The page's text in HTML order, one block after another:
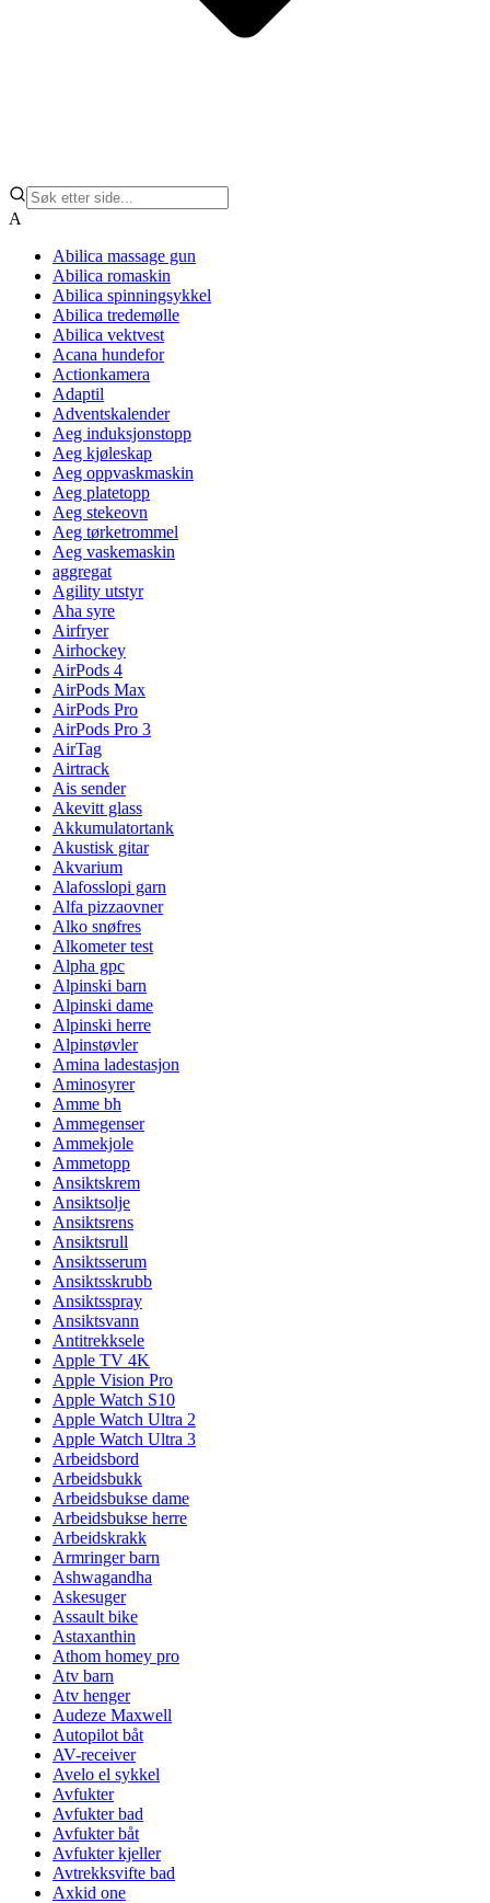
A
Abilica massage gun
Abilica romaskin
Abilica spinningsykkel
Abilica tredemølle
Abilica vektvest
Acana hundefor
Actionkamera
Adaptil
Adventskalender
Aeg induksjonstopp
Aeg kjøleskap
Aeg oppvaskmaskin
Aeg platetopp
Aeg stekeovn
Aeg tørketrommel
Aeg vaskemaskin
aggregat
Agility utstyr
Aha syre
Airfryer
Airhockey
AirPods 4
AirPods Max
AirPods Pro
AirPods Pro 3
AirTag
Airtrack
Ais sender
Akevitt glass
Akkumulatortank
Akustisk gitar
Akvarium
Alafosslopi garn
Alfa pizzaovner
Alko snøfres
Alkometer test
Alpha gpc
Alpinski barn
Alpinski dame
Alpinski herre
Alpinstøvler
Amina ladestasjon
Aminosyrer
Amme bh
Ammegenser
Ammekjole
Ammetopp
Ansiktskrem
Ansiktsolje
Ansiktsrens
Ansiktsrull
Ansiktsserum
Ansiktsskrubb
Ansiktsspray
Ansiktsvann
Antitrekksele
Apple TV 4K
Apple Vision Pro
Apple Watch S10
Apple Watch Ultra 2
Apple Watch Ultra 3
Arbeidsbord
Arbeidsbukk
Arbeidsbukse dame
Arbeidsbukse herre
Arbeidskrakk
Armringer barn
Ashwagandha
Askesuger
Assault bike
Astaxanthin
Athom homey pro
Atv barn
Atv henger
Audeze Maxwell
Autopilot båt
AV-receiver
Avelo el sykkel
Avfukter
Avfukter bad
Avfukter båt
Avfukter kjeller
Avtrekksvifte bad
Axkid one